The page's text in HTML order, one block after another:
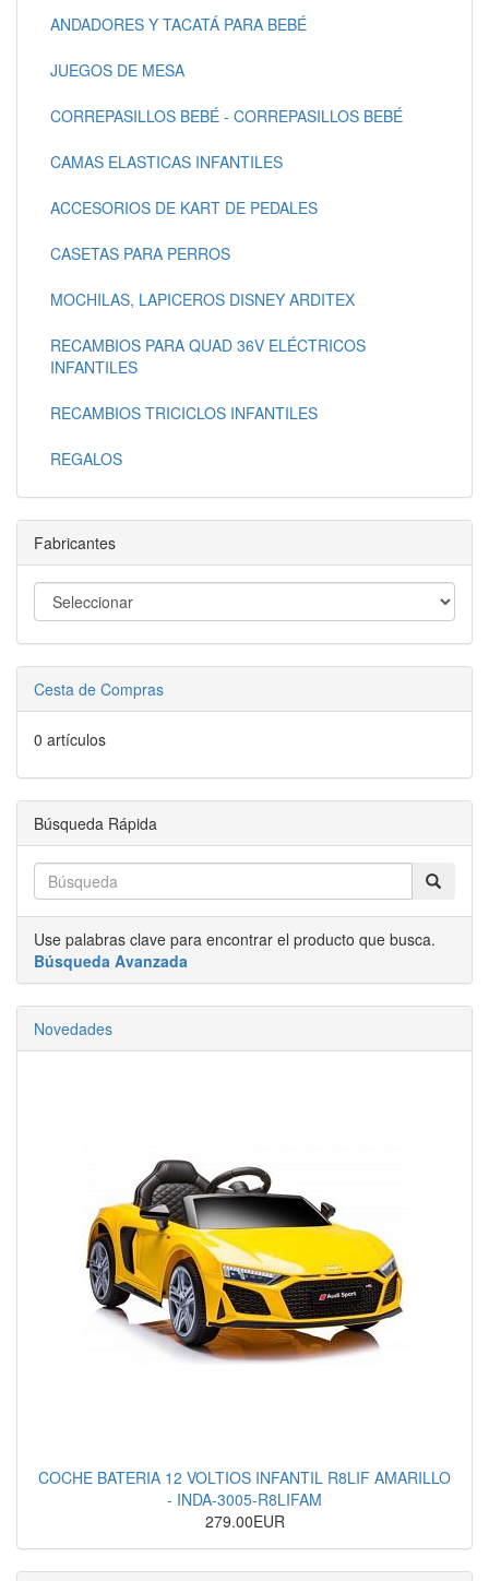
ANDADORES Y TACATÁ PARA BEBÉ
JUEGOS DE MESA
CORREPASILLOS BEBÉ - CORREPASILLOS BEBÉ
CAMAS ELASTICAS INFANTILES
ACCESORIOS DE KART DE PEDALES
CASETAS PARA PERROS
MOCHILAS, LAPICEROS DISNEY ARDITEX
RECAMBIOS PARA QUAD 36V ELÉCTRICOS
INFANTILES
RECAMBIOS TRICICLOS INFANTILES
REGALOS
Fabricantes
Cesta de Compras
0 artículos
Búsqueda Rápida
Use palabras clave para encontrar el producto que busca.
Búsqueda Avanzada
Novedades
COCHE BATERIA 12 VOLTIOS INFANTIL R8LIF AMARILLO
- INDA-3005-R8LIFAM
279.00EUR